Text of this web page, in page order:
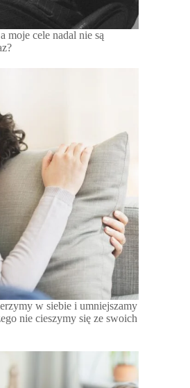
moje cele nadal nie są
w siebie i umniejszamy
nie cieszymy się ze swoich